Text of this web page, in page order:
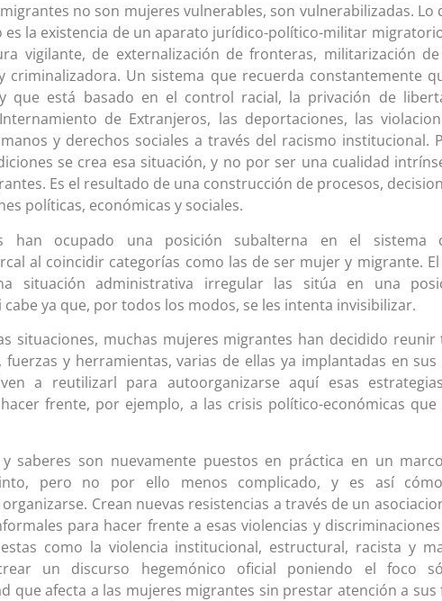
no son mujeres vulnerables, son vulnerabilizadas. Lo
es la existencia de un aparato jurídico-político-militar
vigilante, de externalización de fronteras, militarización
criminalizadora. Un sistema que recuerda constantemente
que está basado en el control racial, la privación de
de Extranjeros, las deportaciones, las
y derechos sociales a través del racismo institucional.
se crea esa situación, y no por ser una cualidad
Es el resultado de una construcción de procesos,
políticas, económicas y sociales.
han ocupado una posición subalterna en el sistema
al coincidir categorías como las de ser mujer y migrante.
situación administrativa irregular las sitúa en una
ya que, por todos los modos, se les intenta invisibilizar.
situaciones, muchas mujeres migrantes han decidido reunir
fuerzas y herramientas, varias de ellas ya implantadas en sus
a reutilizarl para autoorganizarse aquí esas
frente, por ejemplo, a las crisis político-económicas que
saberes son nuevamente puestos en práctica en un
pero no por ello menos complicado, y es así
Crean nuevas resistencias a través de un
para hacer frente a esas violencias y
como la violencia institucional, estructural, racista y
un discurso hegemónico oficial poniendo el foco
que afecta a las mujeres migrantes sin prestar atención a sus